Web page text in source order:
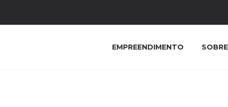
EMPREENDIMENTO